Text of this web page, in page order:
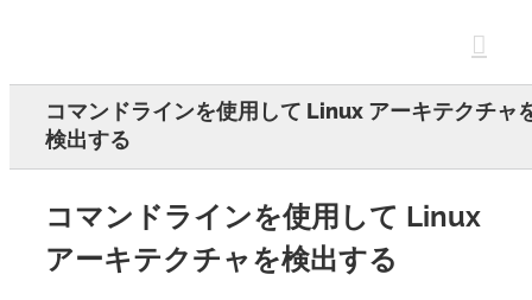
コマンドラインを使用して Linux アーキテクチャ
検出する
コマンドラインを使用して Linux
アーキテクチャを検出する